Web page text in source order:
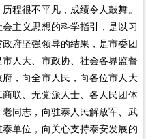
程很不平凡，成绩令人鼓舞。
主义思想的科学指引，是以习
府坚强领导的结果，是市委团
人大、市政协、社会各界监督
，向全市人民，向各位市人大
联、无党派人士、各人民团体
同志，向驻泰人民解放军、武
单位，向关心支持泰安发展的